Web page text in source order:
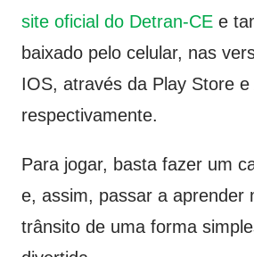
site oficial do Detran-CE e
baixado pelo celular, nas
IOS, através da Play Store e
respectivamente.
Para jogar, basta fazer um
e, assim, passar a aprender
trânsito de uma forma